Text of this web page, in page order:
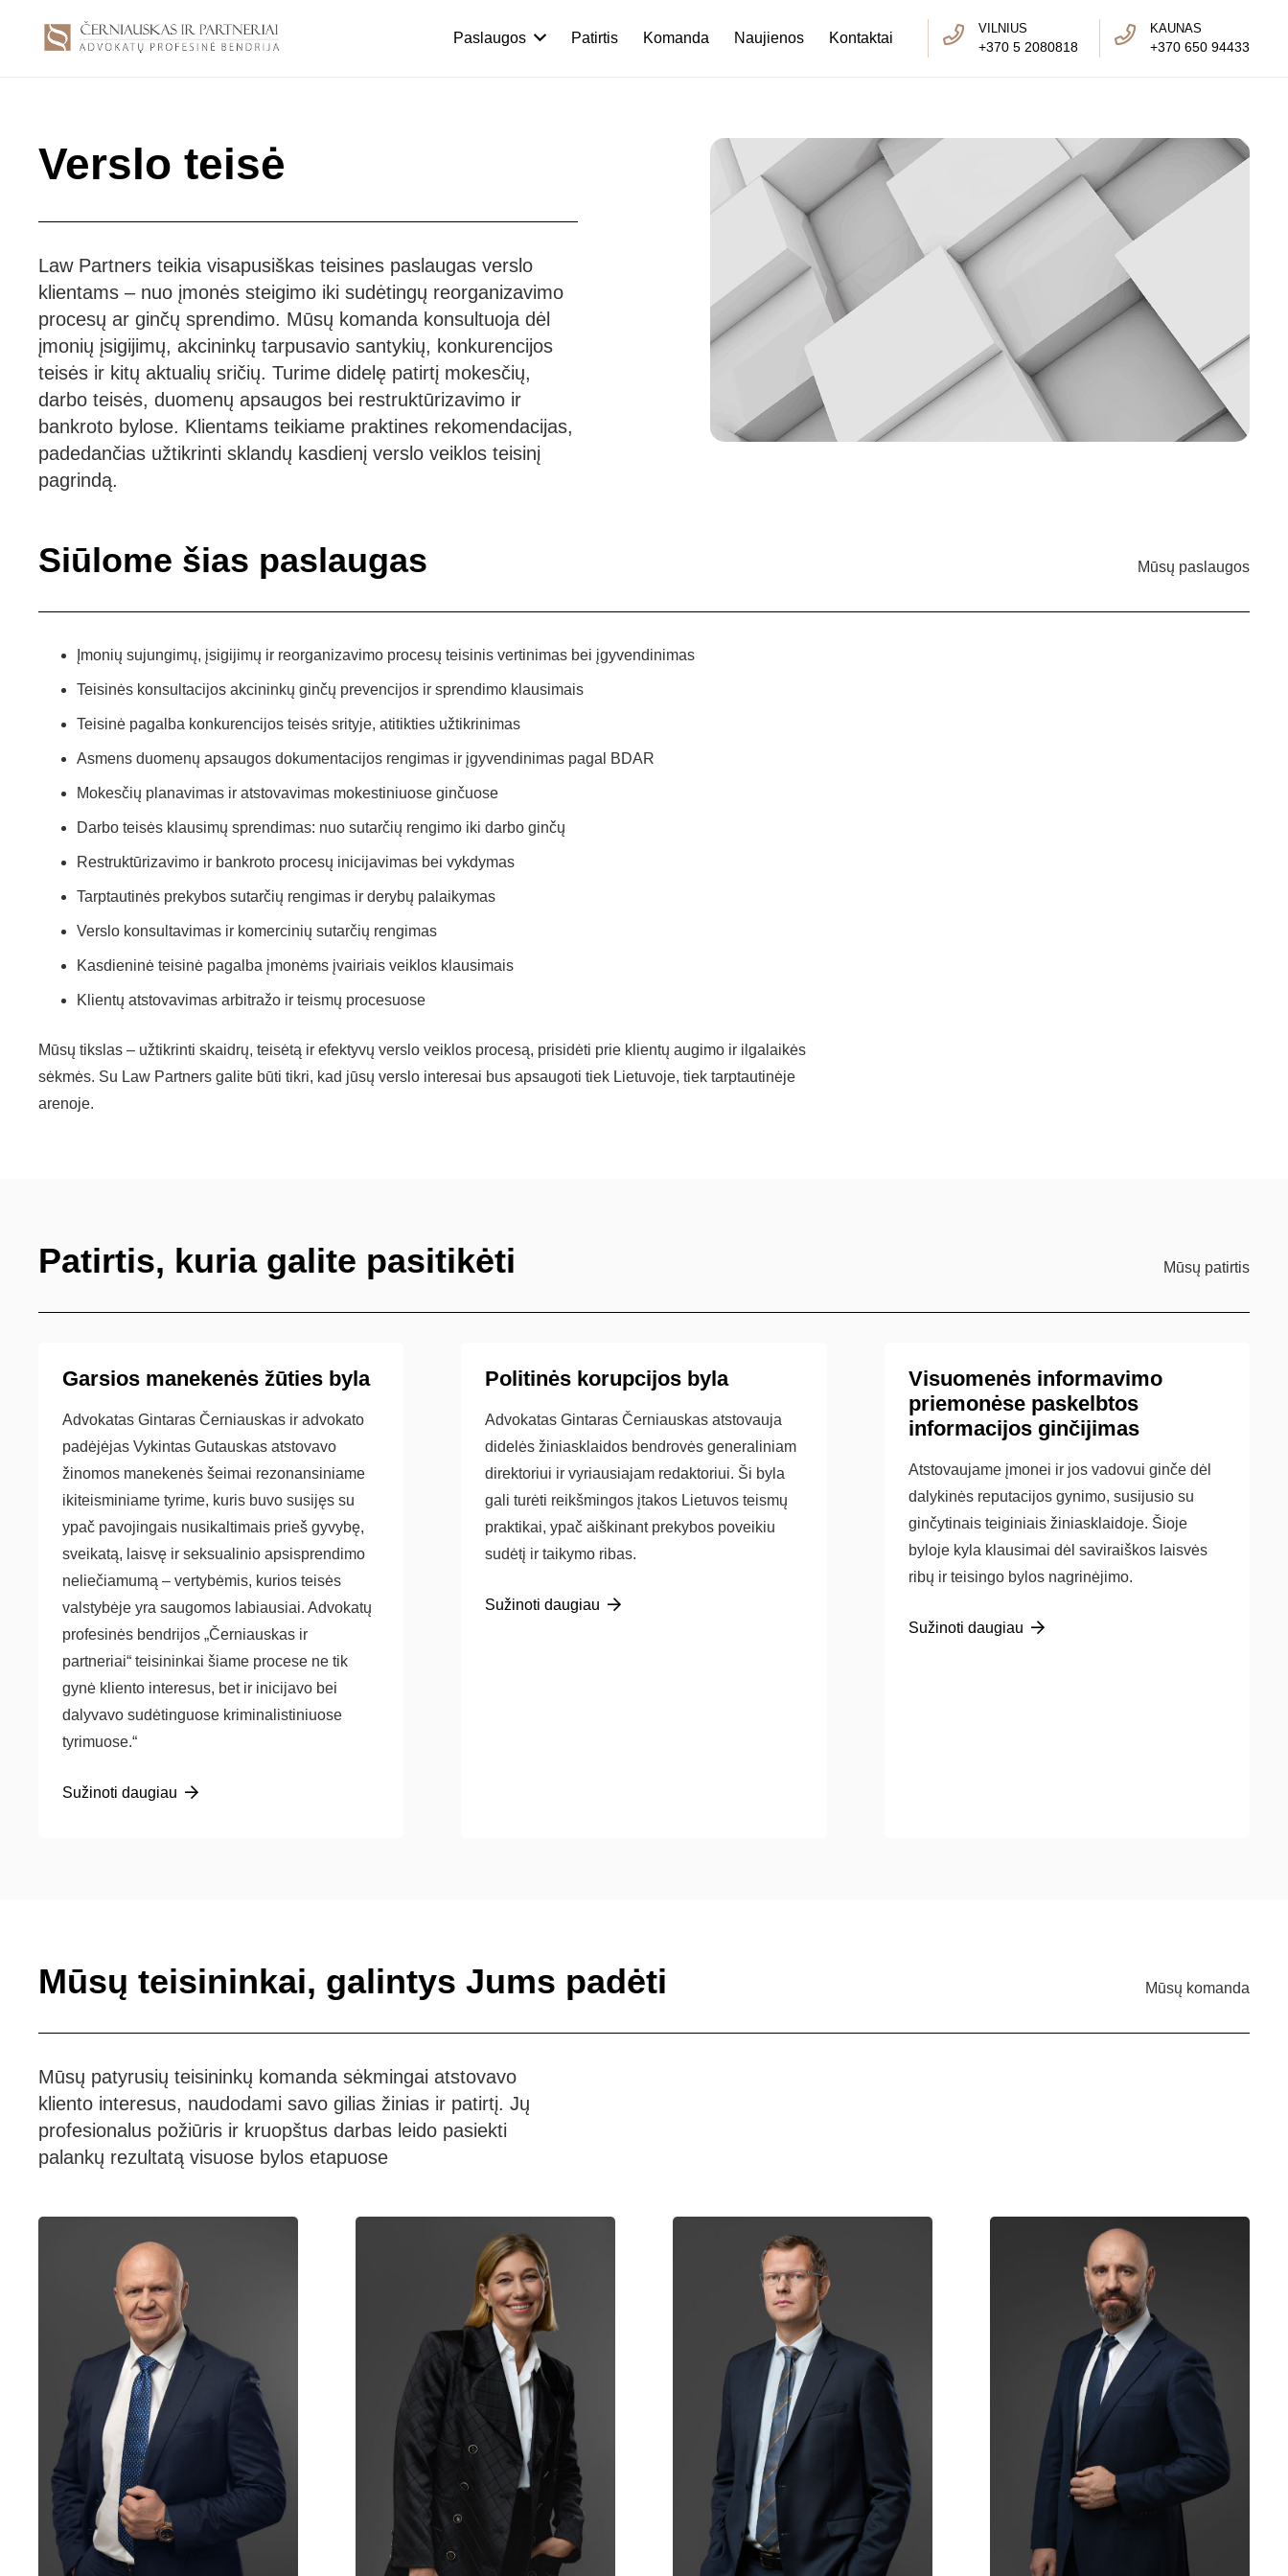
Paslaugos Patirtis Komanda Naujienos Kontaktai
VILNIUS
+370 5 2080818
KAUNAS
+370 650 94433
Verslo teisė
Law Partners teikia visapusiškas teisines paslaugas verslo
klientams – nuo įmonės steigimo iki sudėtingų reorganizavimo
procesų ar ginčų sprendimo. Mūsų komanda konsultuoja dėl
įmonių įsigijimų, akcininkų tarpusavio santykių, konkurencijos
teisės ir kitų aktualių sričių. Turime didelę patirtį mokesčių,
darbo teisės, duomenų apsaugos bei restruktūrizavimo ir
bankroto bylose. Klientams teikiame praktines rekomendacijas,
padedančias užtikrinti sklandų kasdienį verslo veiklos teisinį
pagrindą.
Siūlome šias paslaugas Mūsų paslaugos
Įmonių sujungimų, įsigijimų ir reorganizavimo procesų teisinis vertinimas bei įgyvendinimas
Teisinės konsultacijos akcininkų ginčų prevencijos ir sprendimo klausimais
Teisinė pagalba konkurencijos teisės srityje, atitikties užtikrinimas
Asmens duomenų apsaugos dokumentacijos rengimas ir įgyvendinimas pagal BDAR
Mokesčių planavimas ir atstovavimas mokestiniuose ginčuose
Darbo teisės klausimų sprendimas: nuo sutarčių rengimo iki darbo ginčų
Restruktūrizavimo ir bankroto procesų inicijavimas bei vykdymas
Tarptautinės prekybos sutarčių rengimas ir derybų palaikymas
Verslo konsultavimas ir komercinių sutarčių rengimas
Kasdieninė teisinė pagalba įmonėms įvairiais veiklos klausimais
Klientų atstovavimas arbitražo ir teismų procesuose
Mūsų tikslas – užtikrinti skaidrų, teisėtą ir efektyvų verslo veiklos procesą, prisidėti prie klientų augimo ir ilgalaikės
sėkmės. Su Law Partners galite būti tikri, kad jūsų verslo interesai bus apsaugoti tiek Lietuvoje, tiek tarptautinėje
arenoje.
Patirtis, kuria galite pasitikėti Mūsų patirtis
Garsios manekenės žūties byla
Advokatas Gintaras Černiauskas ir advokato
padėjėjas Vykintas Gutauskas atstovavo
žinomos manekenės šeimai rezonansiniame
ikiteisminiame tyrime, kuris buvo susijęs su
ypač pavojingais nusikaltimais prieš gyvybę,
sveikatą, laisvę ir seksualinio apsisprendimo
neliečiamumą – vertybėmis, kurios teisės
valstybėje yra saugomos labiausiai. Advokatų
profesinės bendrijos „Černiauskas ir
partneriai“ teisininkai šiame procese ne tik
gynė kliento interesus, bet ir inicijavo bei
dalyvavo sudėtinguose kriminalistiniuose
tyrimuose.“
Sužinoti daugiau
Politinės korupcijos byla
Advokatas Gintaras Černiauskas atstovauja
didelės žiniasklaidos bendrovės generaliniam
direktoriui ir vyriausiajam redaktoriui. Ši byla
gali turėti reikšmingos įtakos Lietuvos teismų
praktikai, ypač aiškinant prekybos poveikiu
sudėtį ir taikymo ribas.
Sužinoti daugiau
Visuomenės informavimo
priemonėse paskelbtos
informacijos ginčijimas
Atstovaujame įmonei ir jos vadovui ginče dėl
dalykinės reputacijos gynimo, susijusio su
ginčytinais teiginiais žiniasklaidoje. Šioje
byloje kyla klausimai dėl saviraiškos laisvės
ribų ir teisingo bylos nagrinėjimo.
Sužinoti daugiau
Mūsų teisininkai, galintys Jums padėti Mūsų komanda
Mūsų patyrusių teisininkų komanda sėkmingai atstovavo
kliento interesus, naudodami savo gilias žinias ir patirtį. Jų
profesionalus požiūris ir kruopštus darbas leido pasiekti
palankų rezultatą visuose bylos etapuose